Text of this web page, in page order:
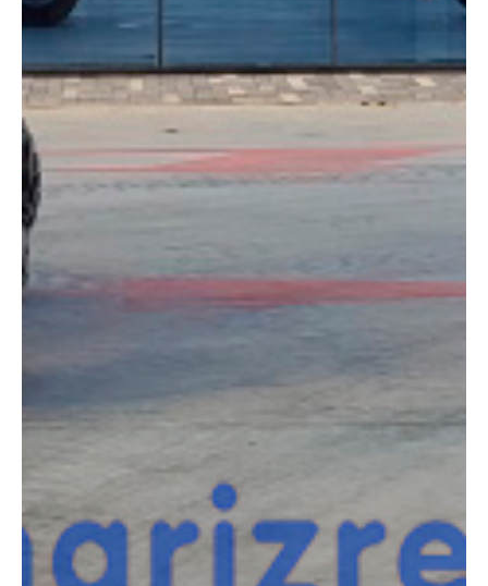
Motor:
Diésel
230 kg
Ver ficha técnica
Compara esta y otras máquinas desde el siguiente botón o ponte
en contacto con nosotros para un asesoramiento más personal.
¿Te interesa
esta máquina?
Rellena este formulario y recibiremos tu solicitud
sobre esta máquina para ponernos en contacto
directo contigo.